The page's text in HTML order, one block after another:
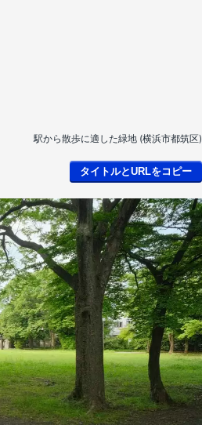
駅から散歩に適した緑地 (横浜市都筑区)
タイトルとURLをコピー